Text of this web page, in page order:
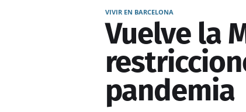
VIVIR EN BARCELONA
Vuelve la
pandemia